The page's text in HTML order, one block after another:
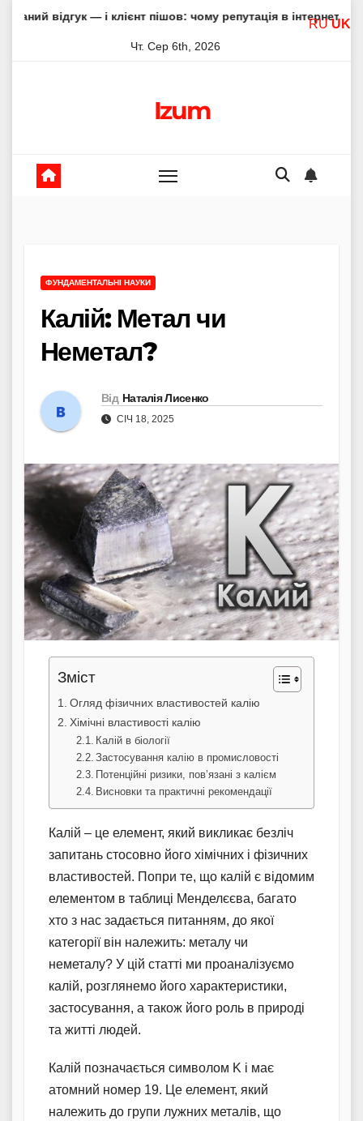
— і клієнт пішов: чому репутація в інтернеті вирішує все
Чт. Сер 6th, 2026
Izum
ФУНДАМЕНТАЛЬНІ НАУКИ
Калій: Метал чи
Неметал?
Від Наталія Лисенко
СІЧ 18, 2025
Зміст
Огляд фізичних властивостей калію
Хімічні властивості калію
Калій в біології
Застосування калію в промисловості
Потенційні ризики, пов’язані з калієм
Висновки та практичні рекомендації
Калій – це елемент, який викликає безліч
запитань стосовно його хімічних і фізичних
властивостей. Попри те, що калій є відомим
елементом в таблиці Менделєєва, багато
хто з нас задається питанням, до якої
категорії він належить: металу чи
неметалу? У цій статті ми проаналізуємо
калій, розглянемо його характеристики,
застосування, а також його роль в природі
та житті людей.
Калій позначається символом K і має
атомний номер 19. Це елемент, який
належить до групи лужних металів, що
RU UK